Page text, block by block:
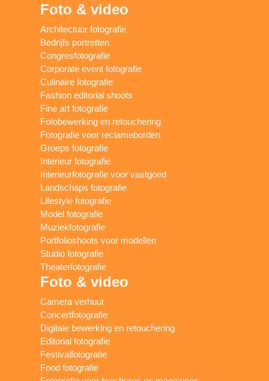
Foto & video
Architectuur fotografie
Bedrijfs portretten
Congresfotografie
Corporate event fotografie
Culinaire fotografie
Fashion editorial shoots
Fine art fotografie
Fotobewerking en retouchering
Fotografie voor reclameborden
Groeps fotografie
Interieur fotografie
Interieurfotografie voor vastgoed
Landschaps fotografie
Lifestyle fotografie
Model fotografie
Muziekfotografie
Portfolioshoots voor modellen
Studio fotografie
Theaterfotografie
Foto & video
Camera verhuur
Concertfotografie
Digitale bewerking en retouchering
Editorial fotografie
Festivalfotografie
Food fotografie